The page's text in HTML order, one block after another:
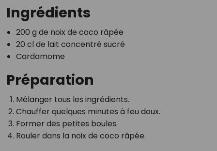
Ingrédients
200 g de noix de coco râpée
20 cl de lait concentré sucré
Cardamome
Préparation
Mélanger tous les ingrédients.
Chauffer quelques minutes à feu doux.
Former des petites boules.
Rouler dans la noix de coco râpée.